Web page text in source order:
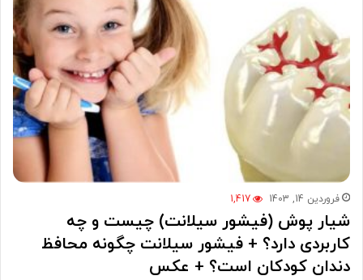
فروردین 14, 1403 1,417
شیار پوش (فیشور سیلانت) چیست و چه
کاربردی دارد؟ + فیشور سیلانت چگونه محافظ
دندان کودکان است؟ + عکس